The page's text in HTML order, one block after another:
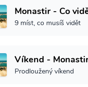
Monastir - Co
9 míst, co musíš vidět
Víkend -
Prodloužený víkend